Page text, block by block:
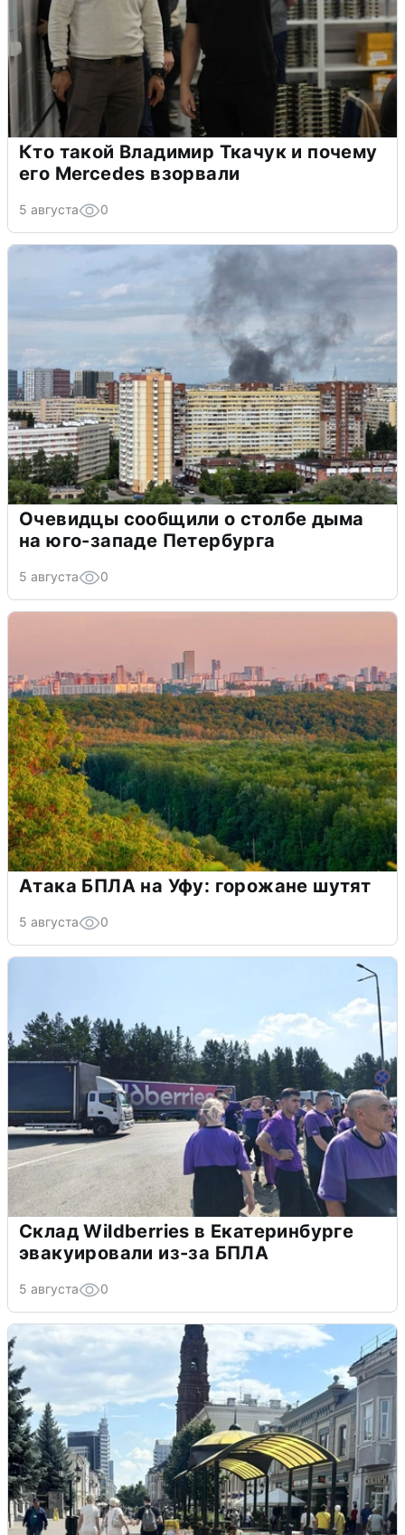
Кто такой Владимир Ткачук и почему
его Mercedes взорвали
5 августа 0
Очевидцы сообщили о столбе дыма
на юго-западе Петербурга
5 августа 0
Атака БПЛА на Уфу: горожане шутят
5 августа 0
Склад Wildberries в Екатеринбурге
эвакуировали из-за БПЛА
5 августа 0